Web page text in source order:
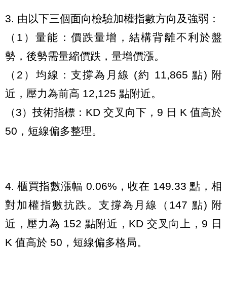
3. 由以下三個面向檢驗加權指數方向及強弱：
（1）量能：價跌量增，結構背離不利於盤
勢，後勢需量縮價跌，量增價漲。
（2）均線：支撐為月線 (約 11,865 點) 附
近，壓力為前高 12,125 點附近。
（3）技術指標：KD 交叉向下，9 日 K 值高於
50，短線偏多整理。
4. 櫃買指數漲幅 0.06%，收在 149.33 點，相
對加權指數抗跌。支撐為月線（147 點) 附
近，壓力為 152 點附近，KD 交叉向上，9 日
K 值高於 50，短線偏多格局。